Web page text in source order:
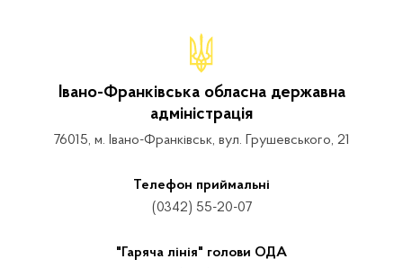
Івано-Франківська обласна державна
адміністрація
76015, м. Івано-Франківськ, вул. Грушевського, 21
Телефон приймальні
(0342) 55-20-07
"Гаряча лінія" голови ОДА